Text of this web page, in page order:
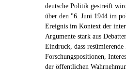
deutsche Politik gestreift
über den "6. Juni 1944 im
Ereignis im Kontext der
Argumente stark aus
Eindruck, dass
Forschungspositionen,
der öffentlichen